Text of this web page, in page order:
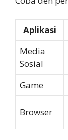
Aplikasi
Media
Sosial
Game
Browser